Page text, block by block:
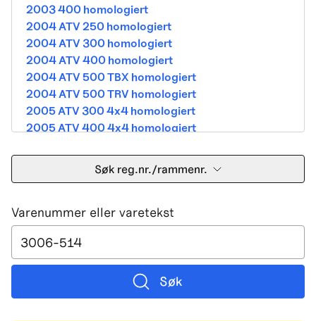
2003 400 homologiert
2004 ATV 250 homologiert
2004 ATV 300 homologiert
2004 ATV 400 homologiert
2004 ATV 500 TBX homologiert
2004 ATV 500 TRV homologiert
2005 ATV 300 4x4 homologiert
2005 ATV 400 4x4 homologiert
2005 ATV 500 TRV homologiert
2005 ATV 500i 4x4A homologiert
2005 DVX 400 street homologiert
2006 250 Utility Street Legal
2006 400 Street Legal
2006 400 3in1 Street Legal
2006 400 dvx street-2x4 homologated b390b
2006 500 4x4A Street Legal
Søk reg.nr./rammenr.
Varenummer eller varetekst
Søk